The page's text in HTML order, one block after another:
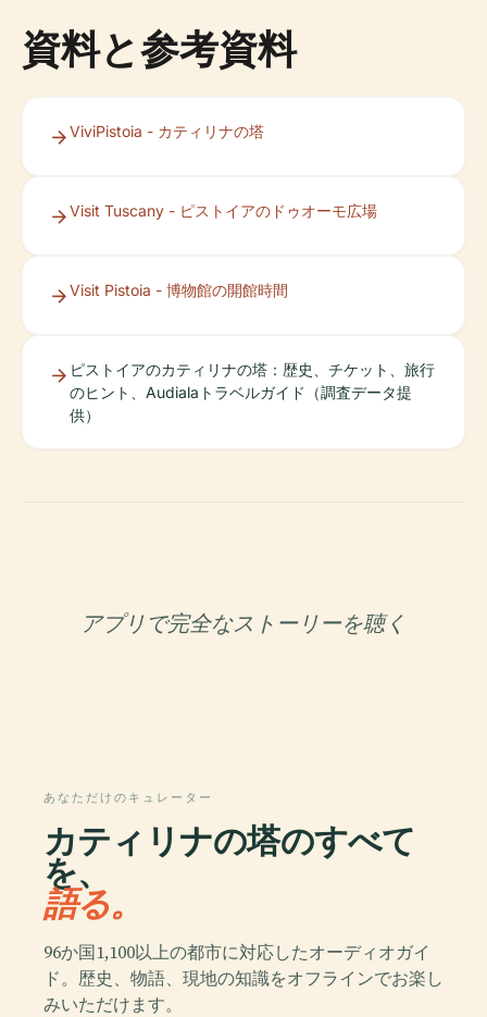
資料と参考資料
ViviPistoia - カティリナの塔
Visit Tuscany - ピストイアのドゥオーモ広場
Visit Pistoia - 博物館の開館時間
ピストイアのカティリナの塔：歴史、チケット、旅行
のヒント、Audialaトラベルガイド（調査データ提
供）
アプリで完全なストーリーを聴く
あなただけのキュレーター
カティリナの塔のすべて
を、
語る。
96か国1,100以上の都市に対応したオーディオガイ
ド。歴史、物語、現地の知識をオフラインでお楽し
みいただけます。